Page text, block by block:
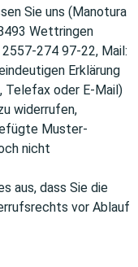
Sie uns (Manotura
Wettringen
274 97-22, Mail:
Erklärung
Telefax oder E-Mail)
widerrufen,
Muster-
nicht
aus, dass Sie die
vor Ablauf